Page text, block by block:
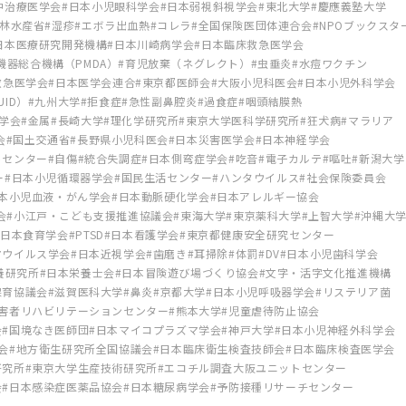
治療医学会 日本小児眼科学会 日本弱視斜視学会 東北大学 慶應義塾大学
水産省 湿疹 エボラ出血熱 コレラ 全国保険医団体連合会 NPOブックスタ
本医療研究開発機構 日本川崎病学会 日本臨床救急医学会
器総合機構（PMDA） 育児放棄（ネグレクト） 虫垂炎 水痘ワクチン
医学会 日本医学会連合 東京都医師会 大阪小児科医会 日本小児外科学会
）
九州大学 拒食症 急性副鼻腔炎 過食症 咽頭結膜熱
会 金属 長崎大学 理化学研究所 東京大学医科学研究所 狂犬病 マラリア
国土交通省 長野県小児科医会 日本災害医学会 日本神経学会
ンター
自傷 統合失調症 日本側弯症学会 吃音 電子カルテ 嘔吐 新潟大学
日本小児循環器学会 国民生活センター ハンタウイルス 社会保険委員会
小児血液・がん学会 日本動脈硬化学会 日本アレルギー協会
小江戸・こども支援推進協議会 東海大学 東京薬科大学 上智大学 沖縄大学
日本食育学会 PTSD 日本看護学会 東京都健康安全研究センター
イルス学会 日本近視学会 歯磨き 耳掃除 体罰 DV 日本小児歯科学会
研究所
日本栄養士会 日本冒険遊び場づくり協会 文字・活字文化推進機構
協議会 滋賀医科大学 鼻炎 京都大学 日本小児呼吸器学会
リステリア菌
者リハビリテーションセンター 熊本大学 児童虐待防止協会
国境なき医師団 日本マイコプラズマ学会 神戸大学 日本小児神経外科学会
地方衛生研究所全国協議会 日本臨床衛生検査技師会 日本臨床検査医学会
所 東京大学生産技術研究所 エコチル調査大阪ユニットセンター
日本感染症医薬品協会 日本糖尿病学会 予防接種リサーチセンター